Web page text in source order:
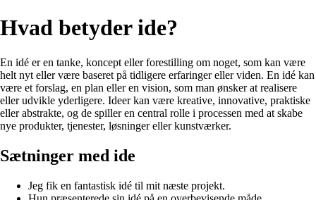
Hvad betyder ide?
En idé er en tanke, koncept eller forestilling om noget, som kan være
helt nyt eller være baseret på tidligere erfaringer eller viden. En idé kan
være et forslag, en plan eller en vision, som man ønsker at realisere
eller udvikle yderligere. Ideer kan være kreative, innovative, praktiske
eller abstrakte, og de spiller en central rolle i processen med at skabe
nye produkter, tjenester, løsninger eller kunstværker.
Sætninger med ide
Jeg fik en fantastisk idé til mit næste projekt.